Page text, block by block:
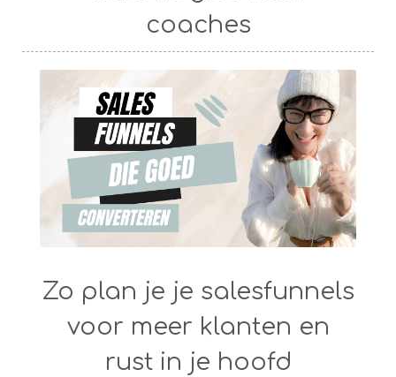
coaches
Zo plan je je salesfunnels
voor meer klanten en
rust in je hoofd